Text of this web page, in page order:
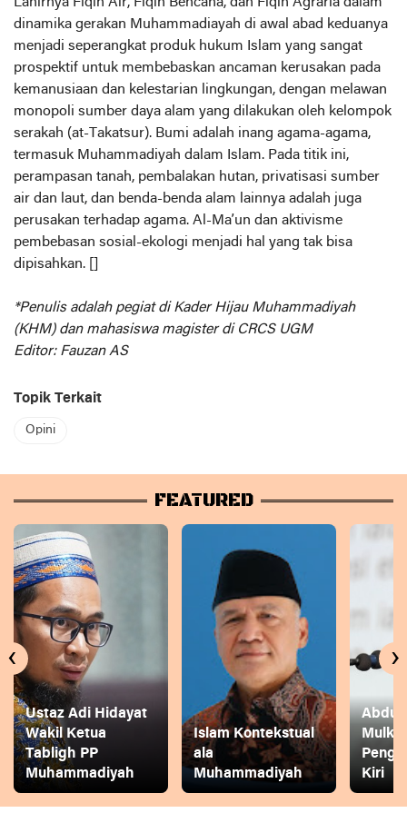
dinamika gerakan Muhammadiayah di awal abad keduanya
menjadi seperangkat produk hukum Islam yang sangat
prospektif untuk membebaskan ancaman kerusakan pada
kemanusiaan dan kelestarian lingkungan, dengan melawan
monopoli sumber daya alam yang dilakukan oleh kelompok
serakah (at-Takatsur). Bumi adalah inang agama-agama,
termasuk Muhammadiyah dalam Islam. Pada titik ini,
perampasan tanah, pembalakan hutan, privatisasi sumber
air dan laut, dan benda-benda alam lainnya adalah juga
perusakan terhadap agama. Al-Ma’un dan aktivisme
pembebasan sosial-ekologi menjadi hal yang tak bisa
dipisahkan. []
*Penulis adalah pegiat di Kader Hijau Muhammadiyah
(KHM) dan mahasiswa magister di CRCS UGM
Editor: Fauzan AS
Topik Terkait
Opini
FEATURED
Ustaz Adi Hidayat
Wakil Ketua
Tabligh PP
Muhammadiyah
Islam Kontekstual
ala
Muhammadiyah
Abdul
Kiri
‹ ›